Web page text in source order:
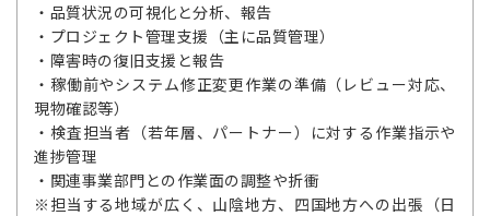
・品質状況の可視化と分析、報告
・プロジェクト管理支援（主に品質管理）
・障害時の復旧支援と報告
・稼働前やシステム修正変更作業の準備（レビュー対応、
現物確認等）
・検査担当者（若年層、パートナー）に対する作業指示や
進捗管理
・関連事業部門との作業面の調整や折衝
※担当する地域が広く、山陰地方、四国地方への出張（日